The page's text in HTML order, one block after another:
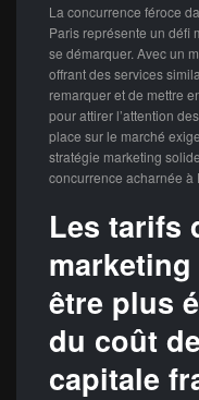
La concurrence féroce
Paris représente un défi
se démarquer. Avec un
offrant des services
remarquer et de mettre
pour attirer l’attention
place sur le marché
stratégie marketing
concurrence acharnée à
Les tarifs
être plus
du coût
capitale